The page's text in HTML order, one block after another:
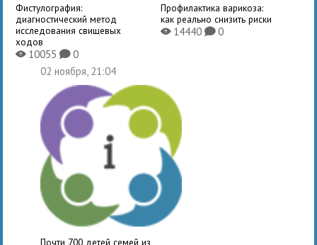
Фистулография:
диагностический метод
исследования свищевых
ходов
X10055K0
Профилактика варикоза:
как реально снизить риски
X14440 K0
02 ноября, 21:04
Почти 700 детей семей из